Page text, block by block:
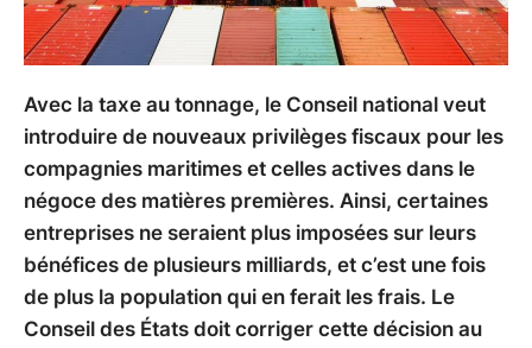
Avec la taxe au tonnage, le Conseil national veut
introduire de nouveaux privilèges fiscaux pour les
compagnies maritimes et celles actives dans le
négoce des matières premières. Ainsi, certaines
entreprises ne seraient plus imposées sur leurs
bénéfices de plusieurs milliards, et c’est une fois
de plus la population qui en ferait les frais. Le
Conseil des États doit corriger cette décision au